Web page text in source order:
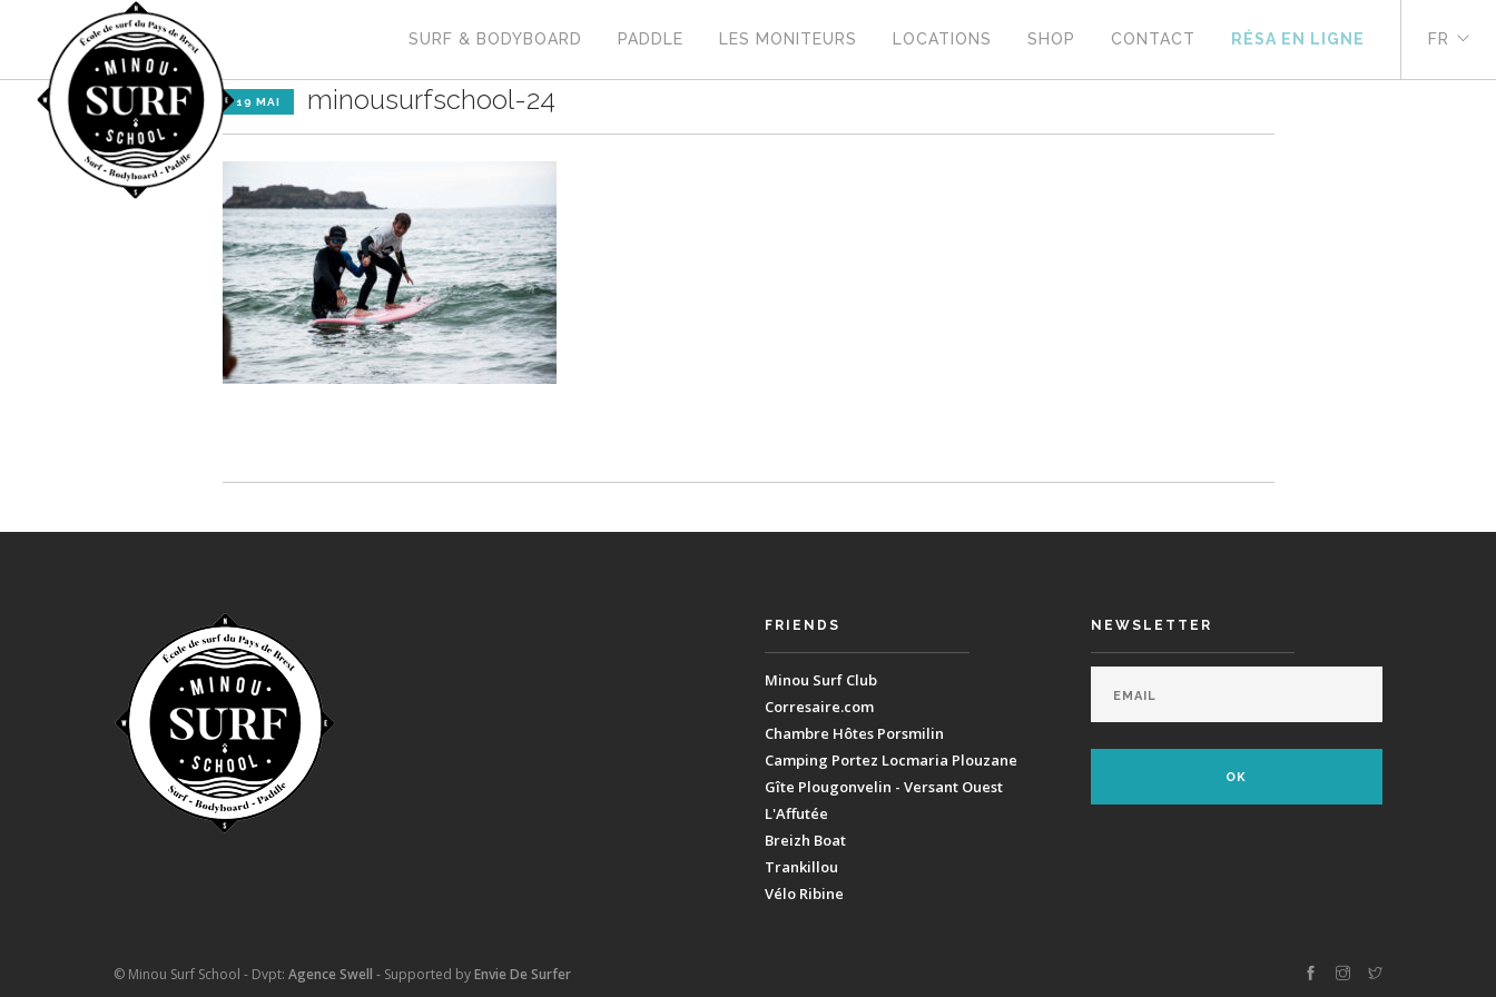
SURF & BODYBOARD PADDLE LES MONITEURS LOCATIONS SHOP CONTACT RÉSA EN LIGNE FR
19 MAI minousurfschool-24
FRIENDS
Minou Surf Club
Corresaire.com
Chambre Hôtes Porsmilin
Camping Portez Locmaria Plouzane
Gîte Plougonvelin - Versant Ouest
L'Affutée
Breizh Boat
Trankillou
Vélo Ribine
NEWSLETTER
© Minou Surf School - Dvpt: Agence Swell - Supported byEnvie De Surfer